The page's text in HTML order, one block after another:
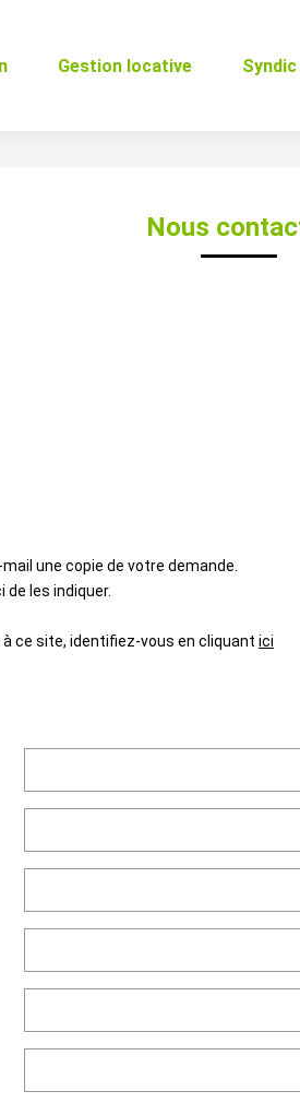
Gestion locative Syndic
Nous
une copie de votre demande.
les indiquer.
ce site, identifiez-vous en cliquant ici